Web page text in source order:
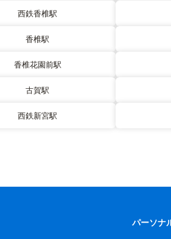
西鉄香椎駅
香椎駅
香椎花園前駅
古賀駅
西鉄新宮駅
パーソナ